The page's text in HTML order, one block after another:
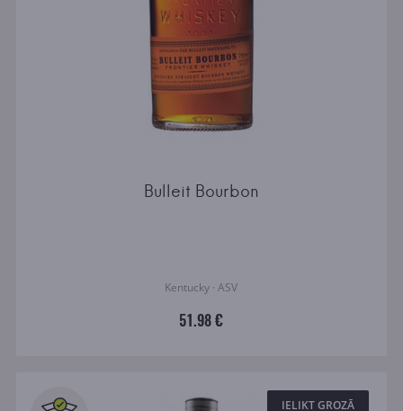
Bulleit Bourbon
Kentucky · ASV
51.98 €
IELIKT GROZĀ